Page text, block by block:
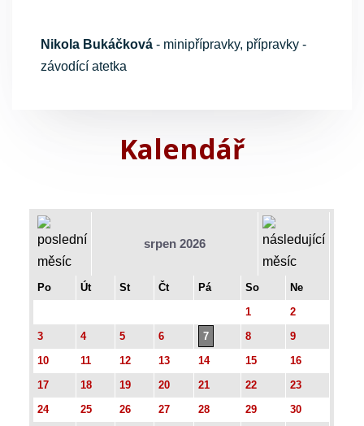
Nikola Bukáčková - minipřípravky, přípravky -
závodící atetka
Kalendář
srpen 2026
Po Út St Čt Pá So
Ne
1
2
3
4 5 6 7 8
9
10
11 12 13 14 15
16
17
18 19 20 21 22
23
24
25 26 27 28 29
30